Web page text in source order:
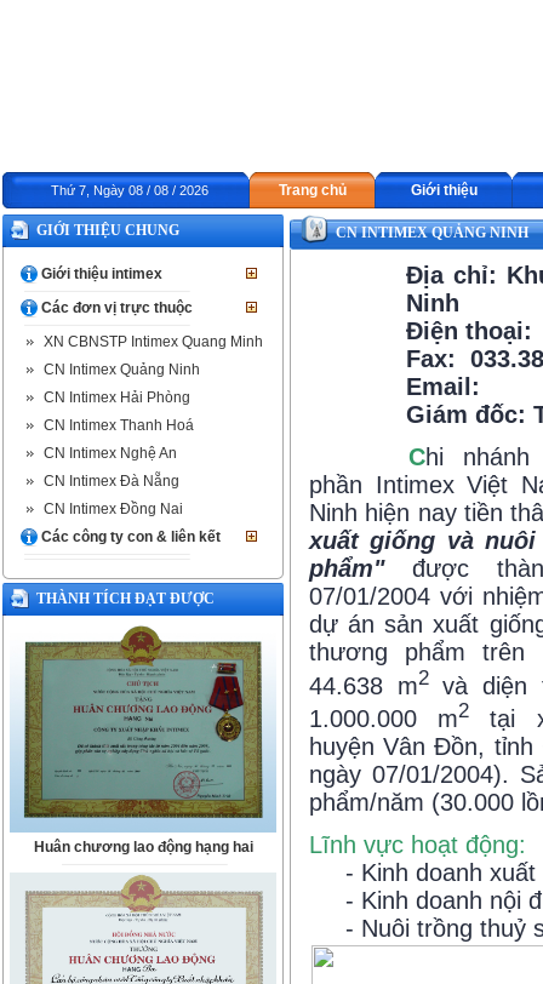
Thứ 7, Ngày 08 / 08 / 2026 Trang chủ Giới thiệu
GIỚI THIỆU CHUNG
Giới thiệu intimex
Các đơn vị trực thuộc
XN CBNSTP Intimex Quang Minh
CN Intimex Quảng Ninh
CN Intimex Hải Phòng
CN Intimex Thanh Hoá
CN Intimex Nghệ An
CN Intimex Đà Nẵng
CN Intimex Đồng Nai
Các công ty con & liên kết
THÀNH TÍCH ĐẠT ĐƯỢC
Huân chương lao động hạng hai
CN INTIMEX QUẢNG NINH
Địa chỉ:
Ninh
Điện thoại:
Fax:
Email:
Giám đốc:
Chi
phần Intimex Việt
Ninh hiện nay tiền
xuất giống và
phẩm"được
07/01/2004 với
dự án sản xuất
thương phẩm trên
44.638 m2và diện
1.000.000 m2 tại
huyện Vân Đồn,
ngày 07/01/2004).
phẩm/năm (30.000
Lĩnh vực hoạt động:
- Kinh doanh xuất
- Kinh doanh nội
- Nuôi trồng thuỷ